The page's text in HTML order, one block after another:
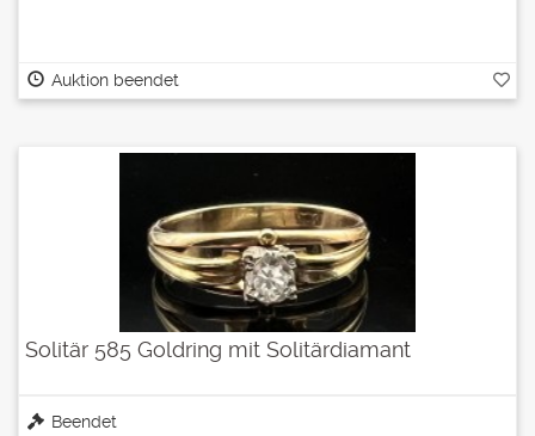
Auktion beendet
Solitär 585 Goldring mit Solitärdiamant
Beendet